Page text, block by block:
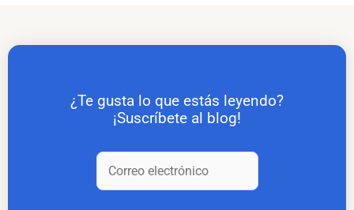
¿Te gusta lo que estás leyendo?
¡Suscríbete al blog!